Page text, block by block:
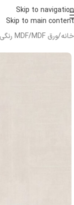
Skip to navigation
Skip to main content
خانه/ورق MDF /MDF رنگی